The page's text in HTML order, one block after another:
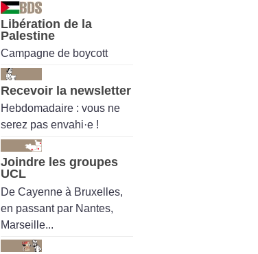
Libération de la
Palestine
Campagne de boycott
Recevoir la newsletter
Hebdomadaire : vous ne
serez pas envahi·e !
Joindre les groupes
UCL
De Cayenne à Bruxelles,
en passant par Nantes,
Marseille...